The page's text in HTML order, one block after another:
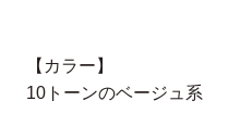
【カラー】
10トーンのベージュ系